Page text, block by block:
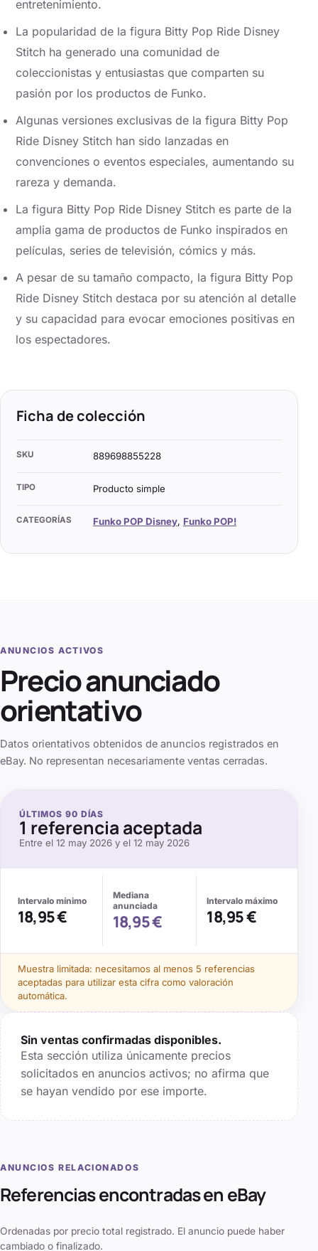
entretenimiento.
La popularidad de la figura Bitty Pop Ride Disney
Stitch ha generado una comunidad de
coleccionistas y entusiastas que comparten su
pasión por los productos de Funko.
Algunas versiones exclusivas de la figura Bitty Pop
Ride Disney Stitch han sido lanzadas en
convenciones o eventos especiales, aumentando su
rareza y demanda.
La figura Bitty Pop Ride Disney Stitch es parte de la
amplia gama de productos de Funko inspirados en
películas, series de televisión, cómics y más.
A pesar de su tamaño compacto, la figura Bitty Pop
Ride Disney Stitch destaca por su atención al detalle
y su capacidad para evocar emociones positivas en
los espectadores.
Ficha de colección
SKU 889698855228
TIPO Producto simple
CATEGORÍAS Funko POP Disney, Funko POP!
ANUNCIOS ACTIVOS
Precio anunciado
orientativo
Datos orientativos obtenidos de anuncios registrados en
eBay. No representan necesariamente ventas cerradas.
ÚLTIMOS 90 DÍAS
1 referencia aceptada
Entre el 12 may 2026 y el 12 may 2026
Intervalo mínimo
18,95 €
Mediana
anunciada
18,95 €
Intervalo máximo
18,95 €
Muestra limitada: necesitamos al menos 5 referencias
aceptadas para utilizar esta cifra como valoración
automática.
Sin ventas confirmadas disponibles.
Esta sección utiliza únicamente precios
solicitados en anuncios activos; no afirma que
se hayan vendido por ese importe.
ANUNCIOS RELACIONADOS
Referencias encontradas en eBay
Ordenadas por precio total registrado. El anuncio puede haber
cambiado o finalizado.